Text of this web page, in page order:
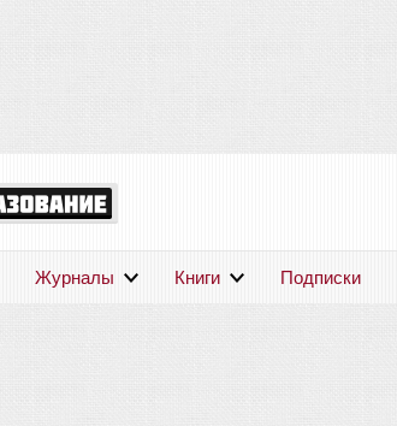
Журналы Книги Подписки